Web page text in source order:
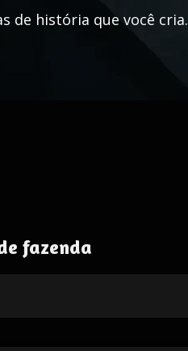
de história que você cria.
fazenda